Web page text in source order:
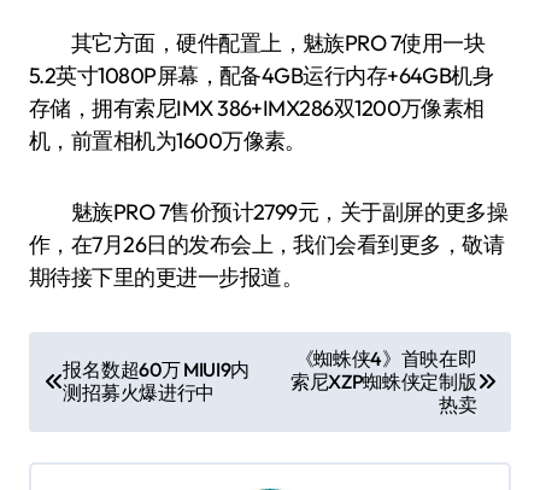
其它方面，硬件配置上，魅族PRO 7使用一块
5.2英寸1080P屏幕，配备4GB运行内存+64GB机身
存储，拥有索尼IMX 386+IMX286双1200万像素相
机，前置相机为1600万像素。
魅族PRO 7售价预计2799元，关于副屏的更多操
作，在7月26日的发布会上，我们会看到更多，敬请
期待接下里的更进一步报道。
章
导
航
报名数超60万 MIUI9内
测招募火爆进行中
《蜘蛛侠4》首映在即
索尼XZP蜘蛛侠定制版
热卖